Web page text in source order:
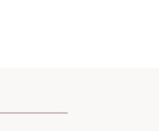
pour